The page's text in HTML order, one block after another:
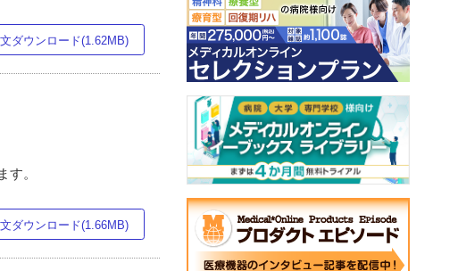
ダウンロード(1.62MB)
。
ダウンロード(1.66MB)